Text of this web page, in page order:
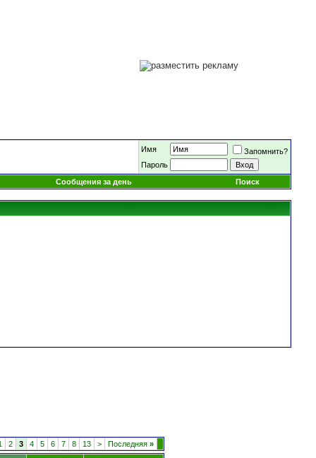
Имя
Запомнить?
Пароль
Сообщения за день
Поиск
2 3 4 5 6 7 8 13 > Последняя »